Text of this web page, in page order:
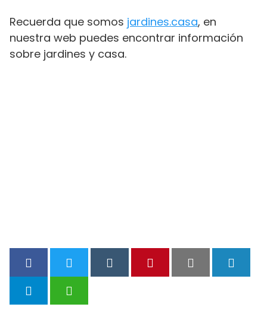
Recuerda que somos jardines.casa, en
nuestra web puedes encontrar información
sobre jardines y casa.